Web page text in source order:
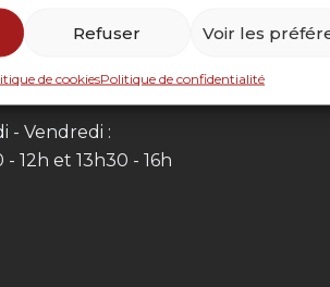
Refuser Voir les
de cookiesPolitique de confidentialité
69 59
- Vendredi :
- 12h et 13h30 - 16h